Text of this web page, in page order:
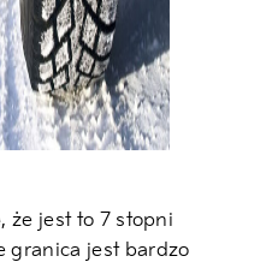
że jest to 7 stopni
granica jest bardzo